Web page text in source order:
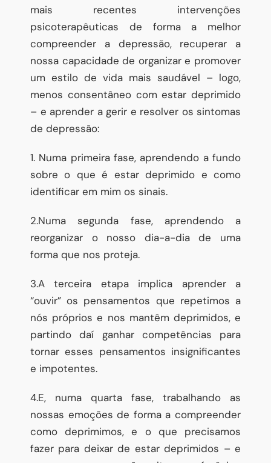
mais recentes intervenções
psicoterapêuticas de forma a melhor
compreender a depressão, recuperar a
nossa capacidade de organizar e promover
um estilo de vida mais saudável – logo,
menos consentâneo com estar deprimido
– e aprender a gerir e resolver os sintomas
de depressão:
1. Numa primeira fase, aprendendo a fundo
sobre o que é estar deprimido e como
identificar em mim os sinais.
2.Numa segunda fase, aprendendo a
reorganizar o nosso dia-a-dia de uma
forma que nos proteja.
3.A terceira etapa implica aprender a
“ouvir” os pensamentos que repetimos a
nós próprios e nos mantêm deprimidos, e
partindo daí ganhar competências para
tornar esses pensamentos insignificantes
e impotentes.
4.E, numa quarta fase, trabalhando as
nossas emoções de forma a compreender
como deprimimos, e o que precisamos
fazer para deixar de estar deprimidos – e